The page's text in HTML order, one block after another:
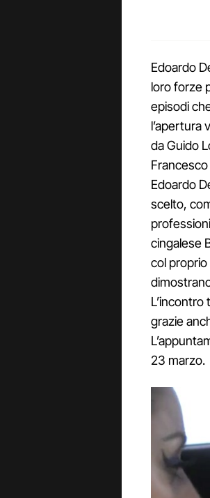
Edoardo
loro forze
episodi
l’apertura
da Guido
Edoardo
scelto,
cingalese
col
grazie
23 marzo.